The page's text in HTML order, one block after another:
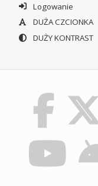
Logowanie
DUŻA CZCIONKA
DUŻY KONTRAST